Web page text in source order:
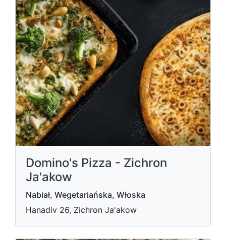
Domino's Pizza - Zichron
Ja'akow
Nabiał, Wegetariańska, Włoska
Hanadiv 26, Zichron Ja'akow